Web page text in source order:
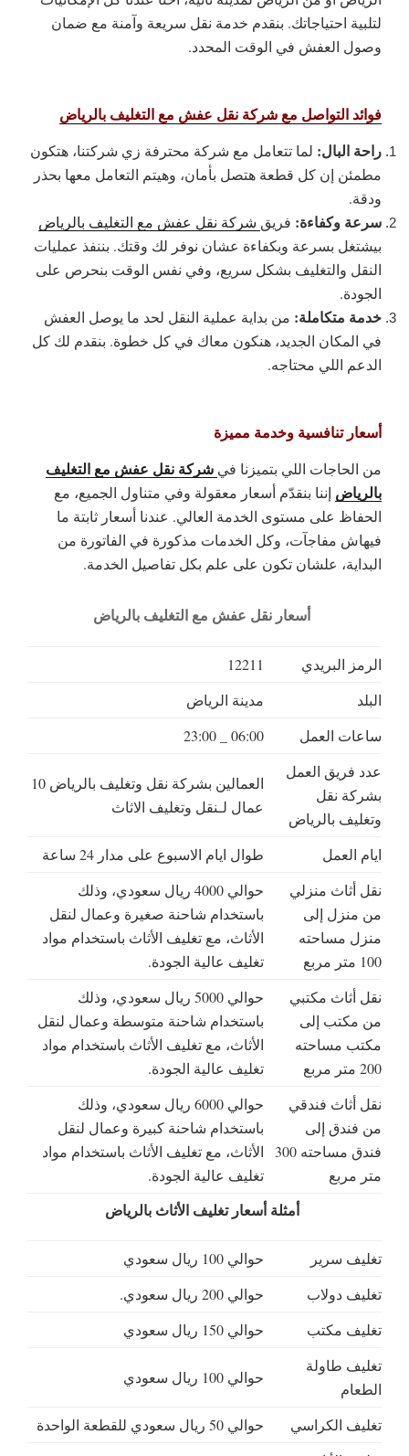
لتلبية احتياجاتك. بنقدم خدمة نقل سريعة وآمنة مع ضمان
وصول العفش في الوقت المحدد.
فوائد التواصل مع شركة نقل عفش مع التغليف بالرياض
راحة البال: لما تتعامل مع شركة محترفة زي شركتنا، هتكون
مطمئن إن كل قطعة هتصل بأمان، وهيتم التعامل معها بحذر
ودقة.
سرعة وكفاءة: فريق شركة نقل عفش مع التغليف بالرياض
بيشتغل بسرعة وبكفاءة عشان نوفر لك وقتك. بننفذ عمليات
النقل والتغليف بشكل سريع، وفي نفس الوقت بنحرص على
الجودة.
خدمة متكاملة: من بداية عملية النقل لحد ما يوصل العفش
في المكان الجديد، هنكون معاك في كل خطوة. بنقدم لك كل
الدعم اللي محتاجه.
أسعار تنافسية وخدمة مميزة
من الحاجات اللي بتميزنا في شركة نقل عفش مع التغليف
بالرياض إننا بنقدّم أسعار معقولة وفي متناول الجميع، مع
الحفاظ على مستوى الخدمة العالي. عندنا أسعار ثابتة ما
فيهاش مفاجآت، وكل الخدمات مذكورة في الفاتورة من
البداية، علشان تكون على علم بكل تفاصيل الخدمة.
أسعار نقل عفش مع التغليف بالرياض
الرمز البريدي
12211
البلد
مدينة الرياض
ساعات العمل
06:00 _ 23:00
عدد فريق العمل
بشركة نقل
وتغليف بالرياض
العمالين بشركة نقل وتغليف بالرياض 10
عمال لـنقل وتغليف الاثاث
ايام العمل
طوال ايام الاسبوع على مدار 24 ساعة
نقل أثاث منزلي
من منزل إلى
منزل مساحته
100 متر مربع
حوالي 4000 ريال سعودي، وذلك
باستخدام شاحنة صغيرة وعمال لنقل
الأثاث، مع تغليف الأثاث باستخدام مواد
تغليف عالية الجودة.
نقل أثاث مكتبي
من مكتب إلى
مكتب مساحته
200 متر مربع
حوالي 5000 ريال سعودي، وذلك
باستخدام شاحنة متوسطة وعمال لنقل
الأثاث، مع تغليف الأثاث باستخدام مواد
تغليف عالية الجودة.
نقل أثاث فندقي
من فندق إلى
فندق مساحته 300
متر مربع
حوالي 6000 ريال سعودي، وذلك
باستخدام شاحنة كبيرة وعمال لنقل
الأثاث، مع تغليف الأثاث باستخدام مواد
تغليف عالية الجودة.
أمثلة أسعار تغليف الأثاث بالرياض
تغليف سرير
حوالي 100 ريال سعودي
تغليف دولاب
حوالي 200 ريال سعودي.
تغليف مكتب
حوالي 150 ريال سعودي
تغليف طاولة
الطعام
حوالي 100 ريال سعودي
تغليف الكراسي
حوالي 50 ريال سعودي للقطعة الواحدة